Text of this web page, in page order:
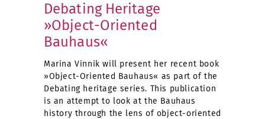
Debating Heritage
»Object-Oriented
Bauhaus«
Marina Vinnik will present her recent book
»Object-Oriented Bauhaus« as part of the
Debating heritage series. This publication
is an attempt to look at the Bauhaus
history through the lens of object-oriented